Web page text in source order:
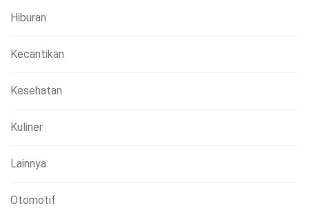
Hiburan
Kecantikan
Kesehatan
Kuliner
Lainnya
Otomotif